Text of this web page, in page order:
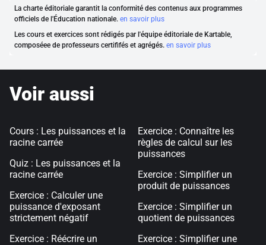
La charte éditoriale garantit la conformité des contenus aux programmes
officiels de l'Éducation nationale. en savoir plus
Les cours et exercices sont rédigés par l'équipe éditoriale de Kartable,
composéee de professeurs certififés et agrégés. en savoir plus
Voir aussi
Cours : Les puissances et la
racine carrée
Quiz : Les puissances et la
racine carrée
Exercice : Calculer une
puissance d'exposant
strictement négatif
Exercice : Réécrire un
Exercice : Connaître les
règles de calcul sur les
puissances
Exercice : Simplifier un
produit de puissances
Exercice : Simplifier un
quotient de puissances
Exercice : Simplifier une